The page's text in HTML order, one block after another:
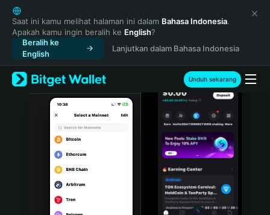
English
日本語
Tiếng Việt
Русский
Español (Latinoamérica)
Türkçe
Italiano
Português (Portugal)
Bahasa Indonesia
Saat ini kamu melihat halaman ini dalam Bahasa Indonesia.
Apakah kamu ingin beralih ke English?
Beralih ke
English
Lanjutkan dalam Bahasa Indonesia
Unduh sekarang